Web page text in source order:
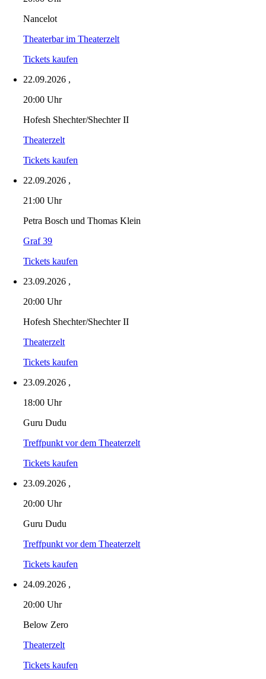
Nancelot
Theaterbar im Theaterzelt
Tickets kaufen
22.09.2026 ,
20:00 Uhr
Hofesh Shechter/Shechter II
Theaterzelt
Tickets kaufen
22.09.2026 ,
21:00 Uhr
Petra Bosch und Thomas Klein
Graf 39
Tickets kaufen
23.09.2026 ,
20:00 Uhr
Hofesh Shechter/Shechter II
Theaterzelt
Tickets kaufen
23.09.2026 ,
18:00 Uhr
Guru Dudu
Treffpunkt vor dem Theaterzelt
Tickets kaufen
23.09.2026 ,
20:00 Uhr
Guru Dudu
Treffpunkt vor dem Theaterzelt
Tickets kaufen
24.09.2026 ,
20:00 Uhr
Below Zero
Theaterzelt
Tickets kaufen